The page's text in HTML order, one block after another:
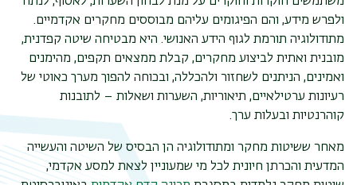
ולפרש מידע, והם הפיגומים עליהם מבוססים מחקרים אקדמיים.
מתודולוגיה תורמת לגוף הידע האנושי. היא מבטיחה שיטה קפדנית,
מובנית ואתית לביצוע מחקרים, קבלת ממצאים תקפים, מהימנים
ואמינים, הניתנים לשחזור ולהכללה, ובכוחה להפוך מערך כאוטי של
רעיונות ערטילאיים, תיאוריות, השערות ושאלות – לתובנות
קוהרנטיות ובעלות ערך.
מאחר ששיטות מחקר ומתודולוגיה הן הבסיס של השיטה והעשייה
המדעית והכרתן חיונית לכל מי שמעוניין לצאת למסע אקדמי,